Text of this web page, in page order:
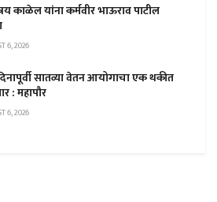
काळेल यांना कर्मवीर भाऊराव पाटील
6, 2026
सातव्या वेतन आयोगाचा एक थकीत
: महापौर
6, 2026